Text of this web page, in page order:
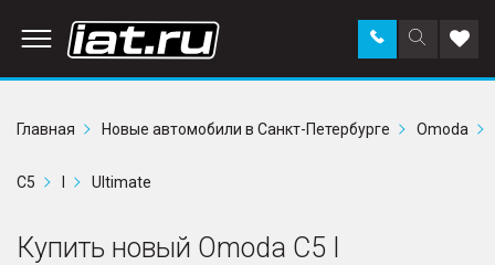
Поиск
по
Заказать
звонок в
Главная
Новые автомобили в Санкт-Петербурге Omoda
C5 I Ultimate
Купить новый Omoda C5 I